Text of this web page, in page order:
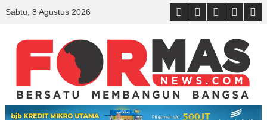
Sabtu, 8 Agustus 2026